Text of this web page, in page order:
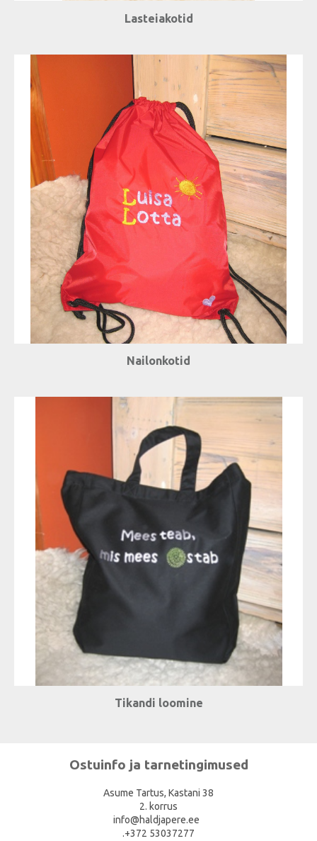
Lasteiakotid
Nailonkotid
Tikandi loomine
Ostuinfo ja tarnetingimused
Asume Tartus, Kastani 38
2. korrus
info@haldjapere.ee
.+372 53037277